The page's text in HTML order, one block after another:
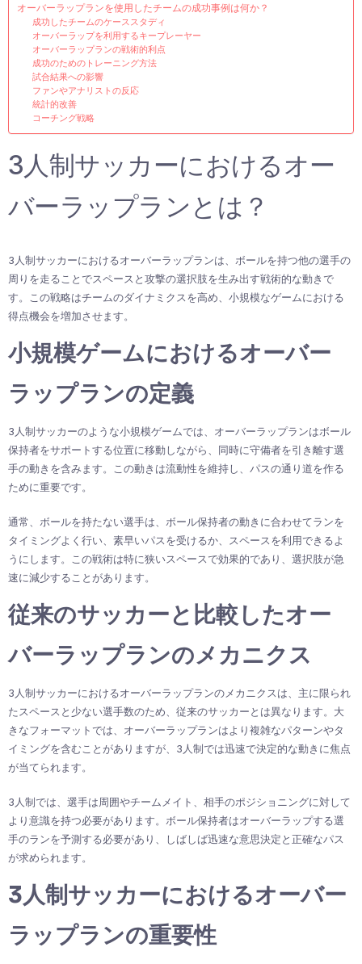
オーバーラップランを使用したチームの成功事例は何か？
成功したチームのケーススタディ
オーバーラップを利用するキープレーヤー
オーバーラップランの戦術的利点
成功のためのトレーニング方法
試合結果への影響
ファンやアナリストの反応
統計的改善
コーチング戦略
3人制サッカーにおけるオー
バーラップランとは？
3人制サッカーにおけるオーバーラップランは、ボールを持つ他の選手の
周りを走ることでスペースと攻撃の選択肢を生み出す戦術的な動きで
す。この戦略はチームのダイナミクスを高め、小規模なゲームにおける
得点機会を増加させます。
小規模ゲームにおけるオーバー
ラップランの定義
3人制サッカーのような小規模ゲームでは、オーバーラップランはボール
保持者をサポートする位置に移動しながら、同時に守備者を引き離す選
手の動きを含みます。この動きは流動性を維持し、パスの通り道を作る
ために重要です。
通常、ボールを持たない選手は、ボール保持者の動きに合わせてランを
タイミングよく行い、素早いパスを受けるか、スペースを利用できるよ
うにします。この戦術は特に狭いスペースで効果的であり、選択肢が急
速に減少することがあります。
従来のサッカーと比較したオー
バーラップランのメカニクス
3人制サッカーにおけるオーバーラップランのメカニクスは、主に限られ
たスペースと少ない選手数のため、従来のサッカーとは異なります。大
きなフォーマットでは、オーバーラップランはより複雑なパターンやタ
イミングを含むことがありますが、3人制では迅速で決定的な動きに焦点
が当てられます。
3人制では、選手は周囲やチームメイト、相手のポジショニングに対して
より意識を持つ必要があります。ボール保持者はオーバーラップする選
手のランを予測する必要があり、しばしば迅速な意思決定と正確なパス
が求められます。
3人制サッカーにおけるオーバー
ラップランの重要性